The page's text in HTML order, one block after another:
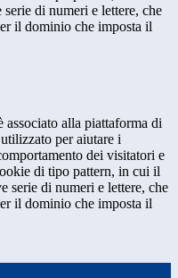
di numeri e lettere, che
il dominio che imposta il
associato alla piattaforma di
per aiutare i
dei visitatori e
di tipo pattern, in cui il
serie di numeri e lettere, che
il dominio che imposta il